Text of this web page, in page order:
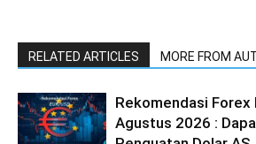
RELATED ARTICLES MORE FROM
Rekomendasi Forex
Agustus 2026 :